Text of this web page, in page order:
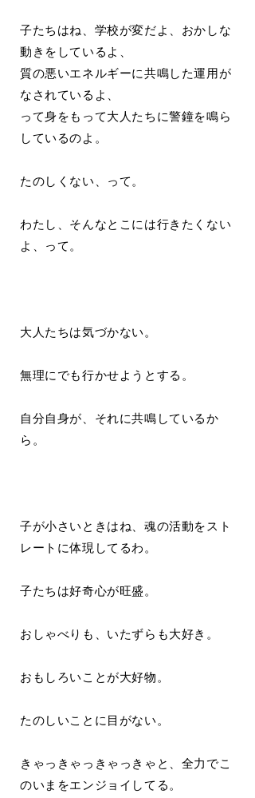
子たちはね、学校が変だよ、おかしな
動きをしているよ、
質の悪いエネルギーに共鳴した運用が
なされているよ、
って身をもって大人たちに警鐘を鳴ら
しているのよ。
たのしくない、って。
わたし、そんなとこには行きたくない
よ、って。
大人たちは気づかない。
無理にでも行かせようとする。
自分自身が、それに共鳴しているか
ら。
子が小さいときはね、魂の活動をスト
レートに体現してるわ。
子たちは好奇心が旺盛。
おしゃべりも、いたずらも大好き。
おもしろいことが大好物。
たのしいことに目がない。
きゃっきゃっきゃっきゃと、全力でこ
のいまをエンジョイしてる。